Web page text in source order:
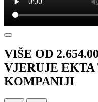
VIŠE OD
VJERUJE
KOMPANIJI